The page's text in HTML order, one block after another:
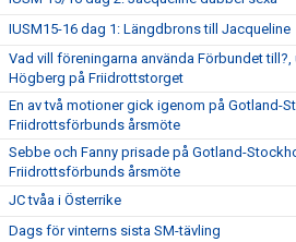
IUSM15-16 dag 1: Längdbrons till Jacqueline
Vad vill föreningarna använda Förbundet till?,
Högberg på Friidrottstorget
En av två motioner gick igenom på Gotland-
Friidrottsförbunds årsmöte
Sebbe och Fanny prisade på Gotland-
Friidrottsförbunds årsmöte
JC tvåa i Österrike
Dags för vinterns sista SM-tävling